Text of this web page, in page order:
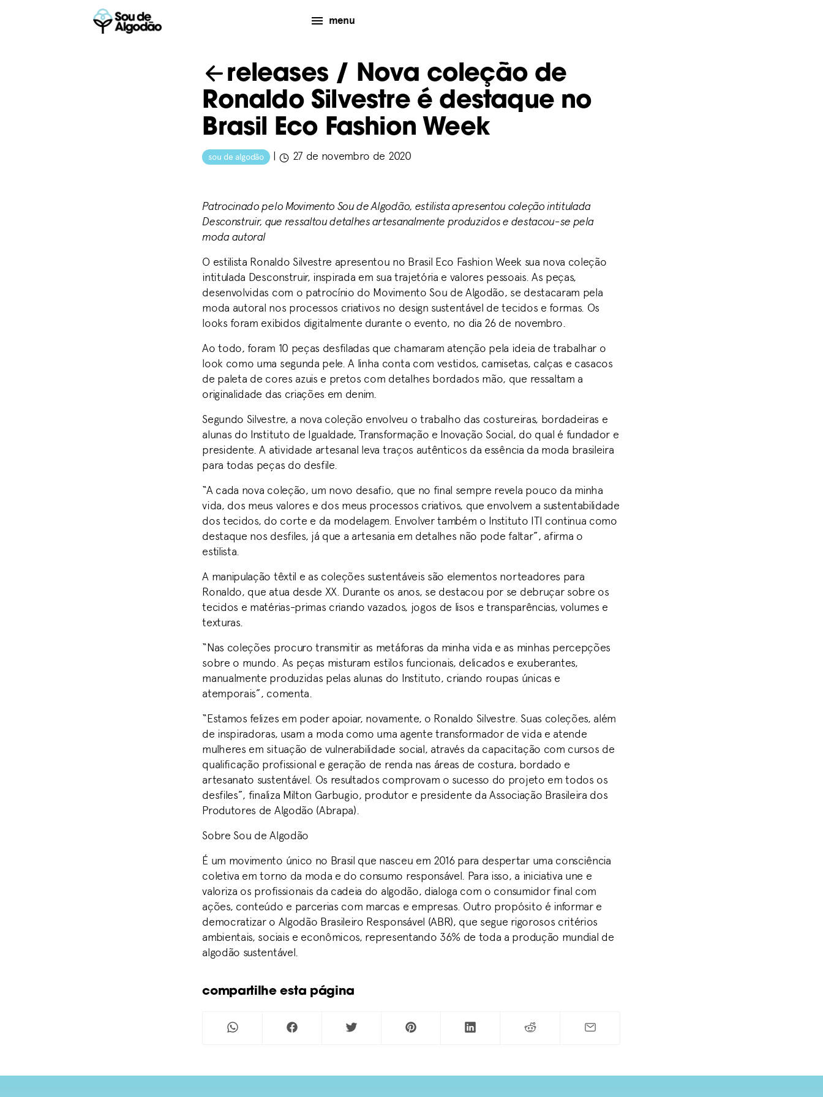
menu
releases/ Nova coleção de
Ronaldo Silvestre é destaque no
Brasil Eco Fashion Week
sou de algodão | 27 de novembro de 2020
Patrocinado pelo Movimento Sou de Algodão, estilista apresentou coleção intitulada
Desconstruir, que ressaltou detalhes artesanalmente produzidos e destacou-se pela
moda autoral
O estilista Ronaldo Silvestre apresentou no Brasil Eco Fashion Week sua nova coleção
intitulada Desconstruir, inspirada em sua trajetória e valores pessoais. As peças,
desenvolvidas com o patrocínio do Movimento Sou de Algodão, se destacaram pela
moda autoral nos processos criativos no design sustentável de tecidos e formas. Os
looks foram exibidos digitalmente durante o evento, no dia 26 de novembro.
Ao todo, foram 10 peças desfiladas que chamaram atenção pela ideia de trabalhar o
look como uma segunda pele. A linha conta com vestidos, camisetas, calças e casacos
de paleta de cores azuis e pretos com detalhes bordados mão, que ressaltam a
originalidade das criações em denim.
Segundo Silvestre, a nova coleção envolveu o trabalho das costureiras, bordadeiras e
alunas do Instituto de Igualdade, Transformação e Inovação Social, do qual é fundador e
presidente. A atividade artesanal leva traços autênticos da essência da moda brasileira
para todas peças do desfile.
“A cada nova coleção, um novo desafio, que no final sempre revela pouco da minha
vida, dos meus valores e dos meus processos criativos, que envolvem a sustentabilidade
dos tecidos, do corte e da modelagem. Envolver também o Instituto ITI continua como
destaque nos desfiles, já que a artesania em detalhes não pode faltar”, afirma o
estilista.
A manipulação têxtil e as coleções sustentáveis são elementos norteadores para
Ronaldo, que atua desde XX. Durante os anos, se destacou por se debruçar sobre os
tecidos e matérias-primas criando vazados, jogos de lisos e transparências, volumes e
texturas.
“Nas coleções procuro transmitir as metáforas da minha vida e as minhas percepções
sobre o mundo. As peças misturam estilos funcionais, delicados e exuberantes,
manualmente produzidas pelas alunas do Instituto, criando roupas únicas e
atemporais”, comenta.
“Estamos felizes em poder apoiar, novamente, o Ronaldo Silvestre. Suas coleções, além
de inspiradoras, usam a moda como uma agente transformador de vida e atende
mulheres em situação de vulnerabilidade social, através da capacitação com cursos de
qualificação profissional e geração de renda nas áreas de costura, bordado e
artesanato sustentável. Os resultados comprovam o sucesso do projeto em todos os
desfiles”, finaliza Milton Garbugio, produtor e presidente da Associação Brasileira dos
Produtores de Algodão (Abrapa).
Sobre Sou de Algodão
É um movimento único no Brasil que nasceu em 2016 para despertar uma consciência
coletiva em torno da moda e do consumo responsável. Para isso, a iniciativa une e
valoriza os profissionais da cadeia do algodão, dialoga com o consumidor final com
ações, conteúdo e parcerias com marcas e empresas. Outro propósito é informar e
democratizar o Algodão Brasileiro Responsável (ABR), que segue rigorosos critérios
ambientais, sociais e econômicos, representando 36% de toda a produção mundial de
algodão sustentável.
compartilhe esta página